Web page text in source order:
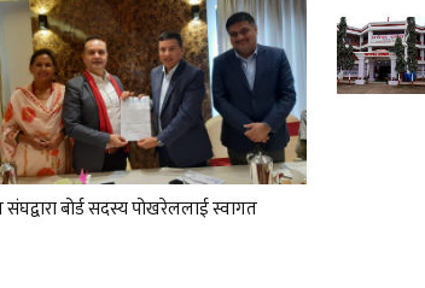
बोर्ड सदस्य पोखरेललाई स्वागत